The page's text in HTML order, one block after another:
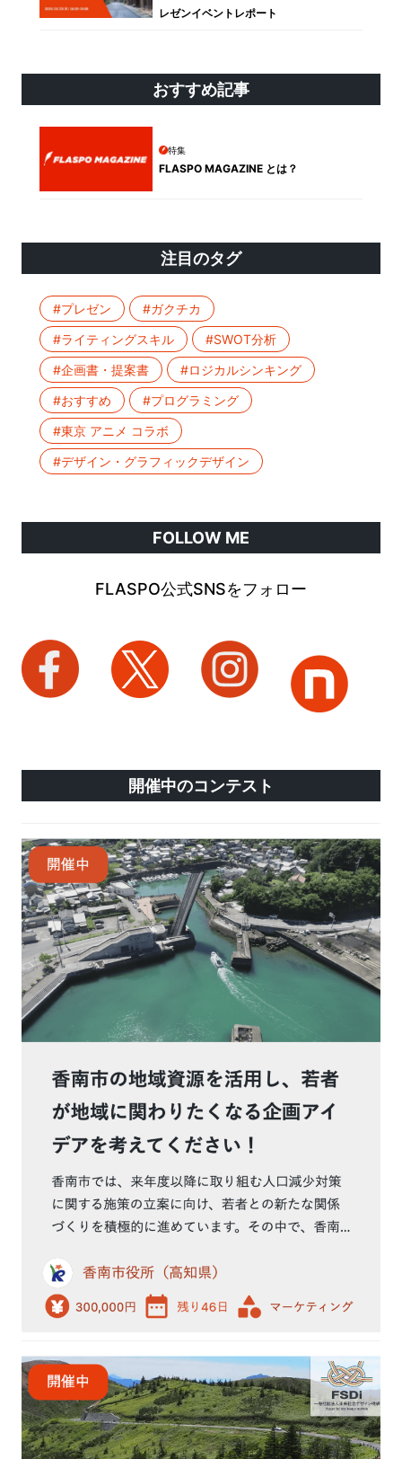
レゼンイベントレポート
おすすめ記事
特集
FLASPO MAGAZINE とは？
注目のタグ
#プレゼン
#ガクチカ
#ライティングスキル
#SWOT分析
#企画書・提案書
#ロジカルシンキング
#おすすめ
#プログラミング
#東京 アニメ コラボ
#デザイン・グラフィックデザイン
FOLLOW ME
FLASPO公式SNSをフォロー
開催中のコンテスト